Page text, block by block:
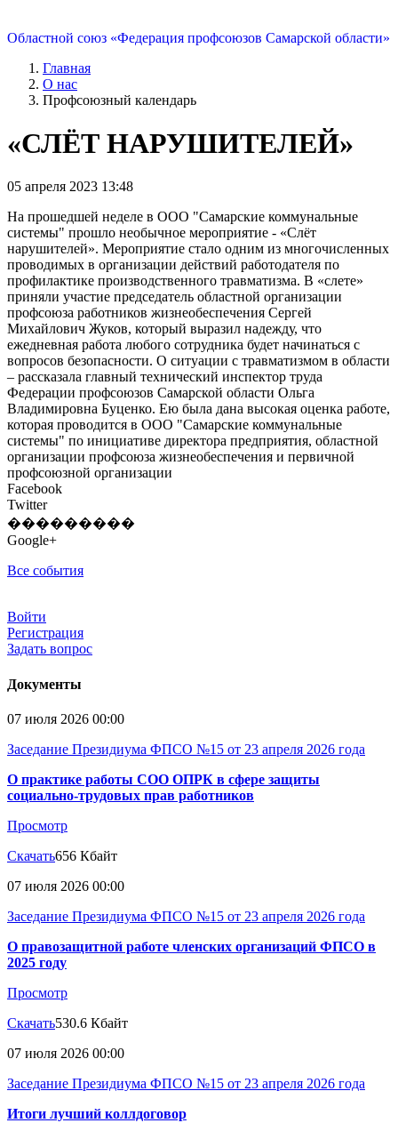
Областной союз «Федерация профсоюзов Самарской области»
Главная
О нас
Профсоюзный календарь
«СЛЁТ НАРУШИТЕЛЕЙ»
05 апреля 2023 13:48
На прошедшей неделе в ООО "Самарские коммунальные
системы" прошло необычное мероприятие - «Слёт
нарушителей». Мероприятие стало одним из многочисленных
проводимых в организации действий работодателя по
профилактике производственного травматизма. В «слете»
приняли участие председатель областной организации
профсоюза работников жизнеобеспечения Сергей
Михайлович Жуков, который выразил надежду, что
ежедневная работа любого сотрудника будет начинаться с
вопросов безопасности. О ситуации с травматизмом в области
– рассказала главный технический инспектор труда
Федерации профсоюзов Самарской области Ольга
Владимировна Буценко. Ею была дана высокая оценка работе,
которая проводится в ООО "Самарские коммунальные
системы" по инициативе директора предприятия, областной
организации профсоюза жизнеобеспечения и первичной
профсоюзной организации
Facebook
Twitter
���������
Google+
Все события
Войти
Регистрация
Задать вопрос
Документы
07 июля 2026 00:00
Заседание Президиума ФПСО №15 от 23 апреля 2026 года
О практике работы СОО ОПРК в сфере защиты
социально-трудовых прав работников
Просмотр
Скачать656 Кбайт
07 июля 2026 00:00
Заседание Президиума ФПСО №15 от 23 апреля 2026 года
О правозащитной работе членских организаций ФПСО в
2025 году
Просмотр
Скачать530.6 Кбайт
07 июля 2026 00:00
Заседание Президиума ФПСО №15 от 23 апреля 2026 года
Итоги лучший коллдоговор